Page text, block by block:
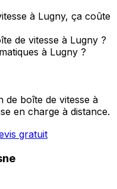
à Lugny, ça coûte
de vitesse à Lugny ?
à Lugny ?
de boîte de vitesse à
en charge à distance.
gratuit